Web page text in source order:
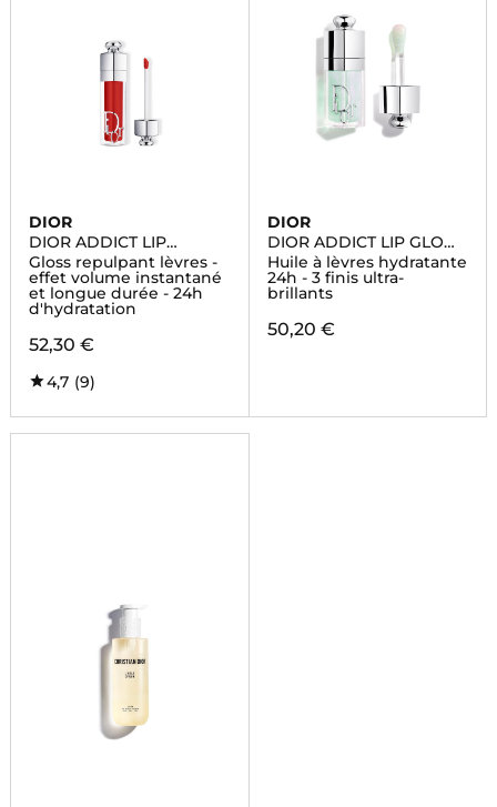
DIOR
DIOR ADDICT LIP
MAXIMIZER
Gloss repulpant lèvres -
effet volume instantané
et longue durée - 24h
d'hydratation
52,30 €
4,7 (9)
DIOR
DIOR ADDICT LIP GLOW
OIL
Huile à lèvres hydratante
24h - 3 finis ultra-
brillants
50,20 €